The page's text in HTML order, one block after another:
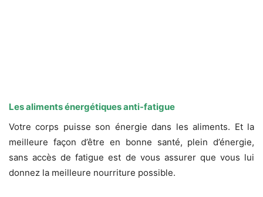
Les aliments énergétiques anti-fatigue
Votre corps puisse son énergie dans les aliments. Et la
meilleure façon d’être en bonne santé, plein d’énergie,
sans accès de fatigue est de vous assurer que vous lui
donnez la meilleure nourriture possible.